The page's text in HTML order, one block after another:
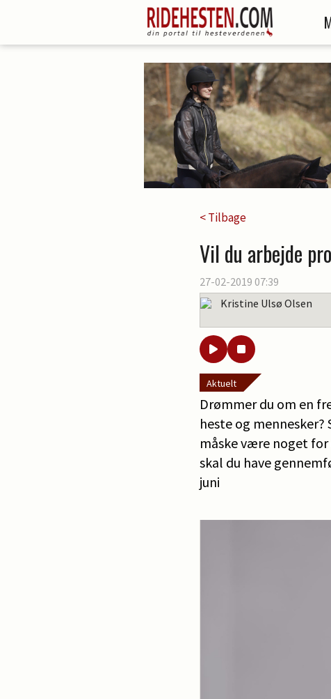
< Tilbage
Vil du arbejde
27-02-2019 07:39
Kristine Ulsø Olsen
Aktuelt
Drømmer du om en
heste og
måske være noget for
skal du have
juni